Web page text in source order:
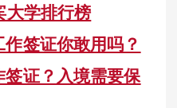
学排行榜
签证你敢用吗？
证？入境需要保